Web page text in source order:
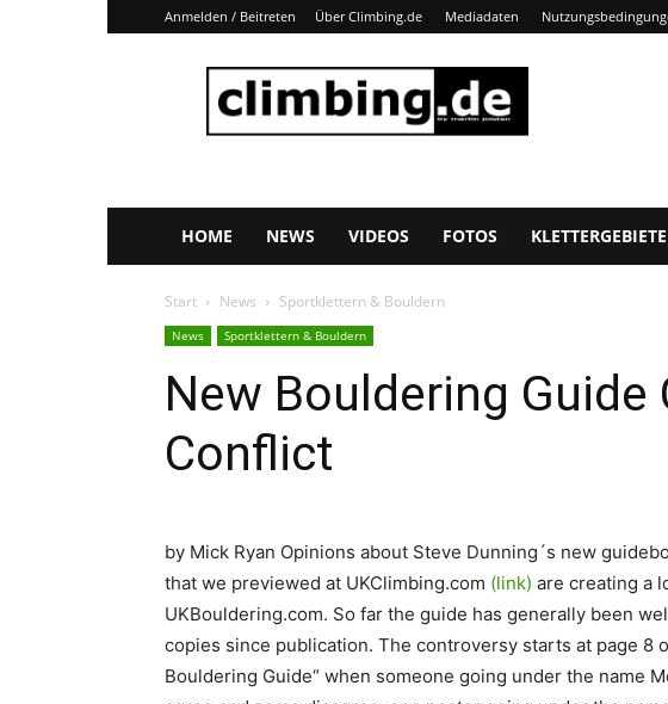
Anmelden / Beitreten Über Climbing.de Mediadaten
Climbing.de
HOME NEWS VIDEOS FOTOS KLETTERGEBIETE
Start News Sportklettern & Bouldern
News Sportklettern & Bouldern
New Bouldering Guide
Conflict
by Mick Ryan Opinions about Steve Dunning´s new
that we previewed at UKClimbing.com (link) are creating a
UKBouldering.com. So far the guide has generally been
copies since publication. The controversy starts at page 8
Bouldering Guide“ when someone going under the name